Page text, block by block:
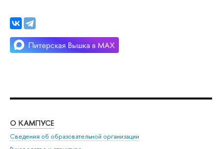
О КАМПУСЕ
Сведения об образовательной организации